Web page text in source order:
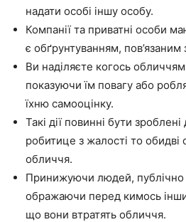
надати особі іншу особу.
Компанії та приватні особи
є обґрунтуванням,
Ви наділяєте когось
показуючи їм повагу або
їхню самооцінку.
Такі дії повинні бути
робитице з жалості то обидві
обличчя.
Принижуючи людей, публічно
ображаючи перед кимось
що вони втратять обличчя.